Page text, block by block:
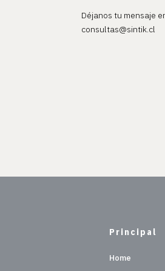
Déjanos tu mensaje
consultas@sintik.cl
Principal
Home